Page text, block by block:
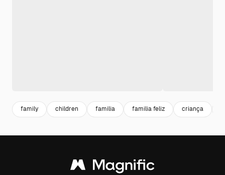
family children familia familia feliz criança